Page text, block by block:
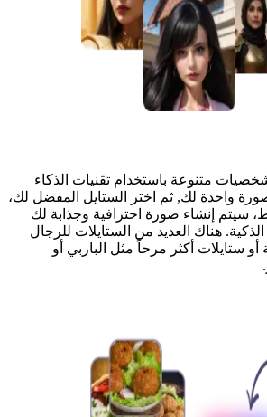
متنوعة باستخدام تقنيات الذكاء
واحدة لك, ثم اختر الستايل المفضل لك،
سيتم إنشاء صورة احترافية وجذابة لك
هناك العديد من الستايلات للرجال
أو ستايلات أكثر مرحاً مثل الباربي أو